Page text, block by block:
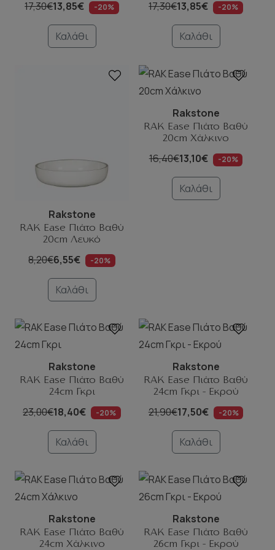
17,30€13,85€ -20%
Καλάθι
17,30€13,85€ -20%
Καλάθι
Rakstone
RAK Ease Πιάτο Βαθύ
20cm Λευκό
8,20€6,55€ -20%
Καλάθι
Rakstone
RAK Ease Πιάτο Βαθύ
20cm Χάλκινο
16,40€13,10€ -20%
Καλάθι
Rakstone
RAK Ease Πιάτο Βαθύ
24cm Γκρι
23,00€18,40€ -20%
Καλάθι
Rakstone
RAK Ease Πιάτο Βαθύ
24cm Γκρι - Εκρού
21,90€17,50€ -20%
Καλάθι
Rakstone
RAK Ease Πιάτο Βαθύ
24cm Χάλκινο
Rakstone
RAK Ease Πιάτο Βαθύ
26cm Γκρι - Εκρού